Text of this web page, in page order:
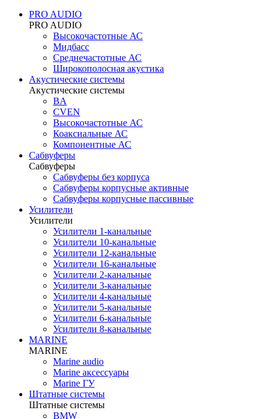
PRO AUDIO
PRO AUDIO
Высокочастотные АС
Мидбасс
Среднечастотные АС
Широкополосная акустика
Акустические системы
Акустические системы
BA
CVEN
Высокочастотные АС
Коаксиальные АС
Компонентные АС
Сабвуферы
Сабвуферы
Сабвуферы без корпуса
Сабвуферы корпусные активные
Сабвуферы корпусные пассивные
Усилители
Усилители
Усилители 1-канальные
Усилители 10-канальные
Усилители 12-канальные
Усилители 16-канальные
Усилители 2-канальные
Усилители 3-канальные
Усилители 4-канальные
Усилители 5-канальные
Усилители 6-канальные
Усилители 8-канальные
MARINE
MARINE
Marine audio
Marine аксессуары
Marine ГУ
Штатные системы
Штатные системы
BMW